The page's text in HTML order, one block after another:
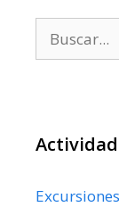
Excursiones